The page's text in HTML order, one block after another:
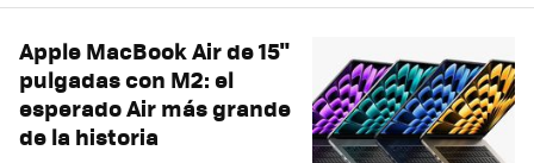
Apple MacBook Air de 15"
pulgadas con M2: el
esperado Air más grande
de la historia